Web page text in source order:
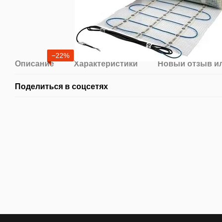
−22%
Описание Характеристики Новый отзыв
Поделиться в соцсетях